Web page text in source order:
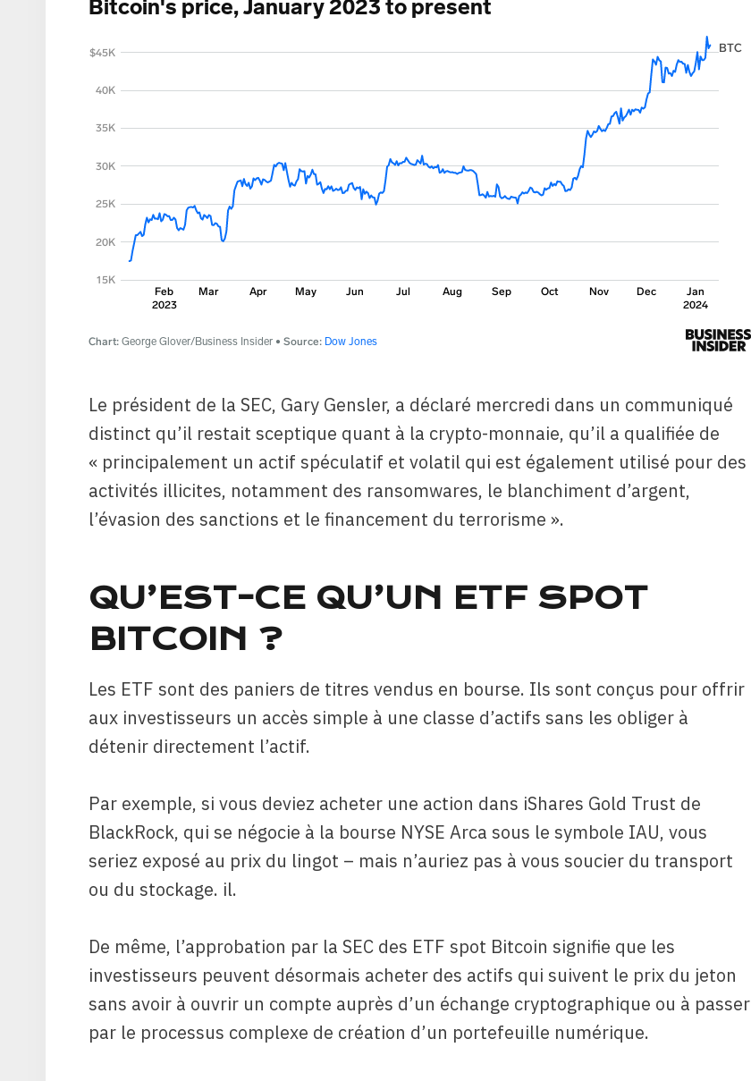
Le président de la SEC, Gary Gensler, a déclaré mercredi dans un communiqué
distinct qu’il restait sceptique quant à la crypto-monnaie, qu’il a qualifiée de
« principalement un actif spéculatif et volatil qui est également utilisé pour des
activités illicites, notamment des ransomwares, le blanchiment d’argent,
l’évasion des sanctions et le financement du terrorisme ».
QU’EST-CE QU’UN ETF SPOT
BITCOIN ?
Les ETF sont des paniers de titres vendus en bourse. Ils sont conçus pour offrir
aux investisseurs un accès simple à une classe d’actifs sans les obliger à
détenir directement l’actif.
Par exemple, si vous deviez acheter une action dans iShares Gold Trust de
BlackRock, qui se négocie à la bourse NYSE Arca sous le symbole IAU, vous
seriez exposé au prix du lingot – mais n’auriez pas à vous soucier du transport
ou du stockage. il.
De même, l’approbation par la SEC des ETF spot Bitcoin signifie que les
investisseurs peuvent désormais acheter des actifs qui suivent le prix du jeton
sans avoir à ouvrir un compte auprès d’un échange cryptographique ou à passer
par le processus complexe de création d’un portefeuille numérique.